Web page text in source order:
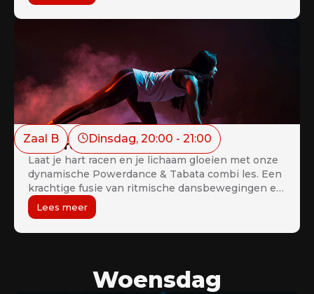
Zaal B Dinsdag, 20:00 - 21:00
Powerdance (Workout)
Laat je hart racen en je lichaam gloeien met onze
dynamische Powerdance & Tabata combi les. Een
krachtige fusie van ritmische dansbewegingen en
intensieve intervaltraining, deze les is ontworpen
om je uithoudingsvermogen te vergroten, je
spieren te versterken en je te laten zweten met
beats en laat je jezelf volledig gaan, terwijl de
Tabata intervallen je uitdagen met korte, maar
Lees meer
Woensdag